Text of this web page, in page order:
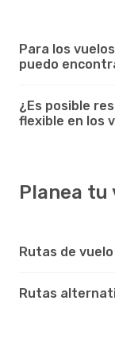
Para los
puedo
¿Es posible
flexible en los
Planea tu
Rutas de
Rutas